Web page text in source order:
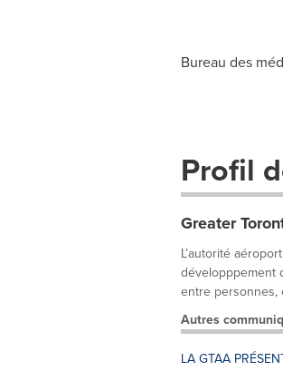
Bureau des
Profil
Greater
L’autorité
développpement
entre personnes,
Autres
LA GTAA